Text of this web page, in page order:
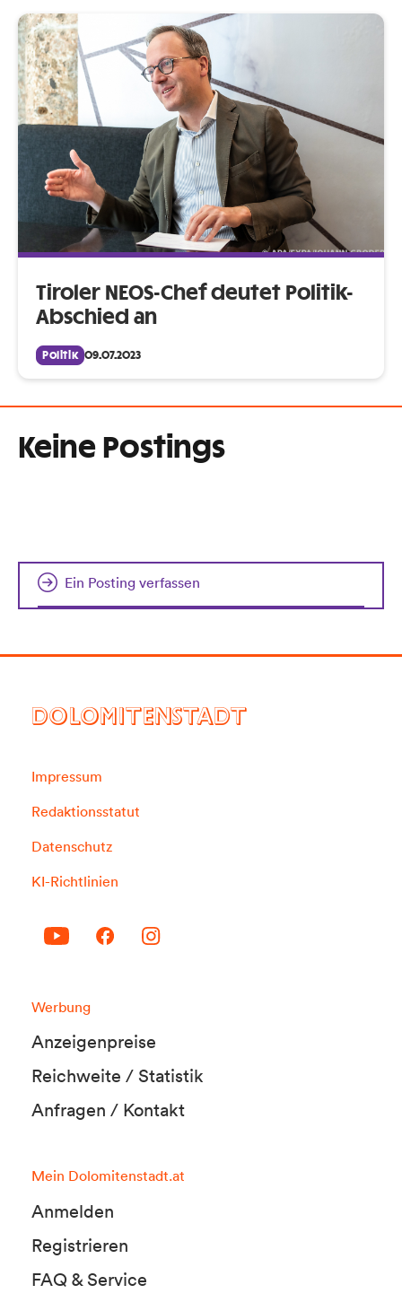
Tiroler NEOS-Chef deutet Politik-
Abschied an
Politik 09.07.2023
Keine Postings
Ein Posting verfassen
DOLOMITENSTADT
Impressum
Redaktionsstatut
Datenschutz
KI-Richtlinien
Werbung
Anzeigenpreise
Reichweite / Statistik
Anfragen / Kontakt
Mein Dolomitenstadt.at
Anmelden
Registrieren
FAQ & Service